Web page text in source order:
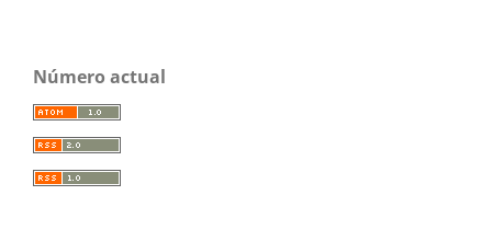
Número actual